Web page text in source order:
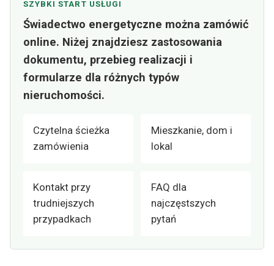
SZYBKI START USŁUGI
Świadectwo energetyczne można zamówić
online. Niżej znajdziesz zastosowania
dokumentu, przebieg realizacji i
formularze dla różnych typów
nieruchomości.
Czytelna ścieżka
zamówienia
Mieszkanie, dom i
lokal
Kontakt przy
trudniejszych
przypadkach
FAQ dla
najczęstszych
pytań